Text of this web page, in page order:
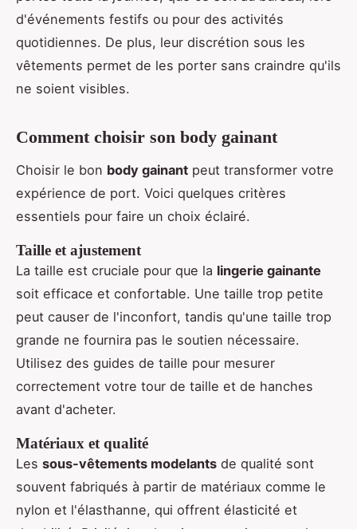
d'événements festifs ou pour des activités
quotidiennes. De plus, leur discrétion sous les
vêtements permet de les porter sans craindre qu'ils
ne soient visibles.
Comment choisir son body gainant
Choisir le bon body gainant peut transformer votre
expérience de port. Voici quelques critères
essentiels pour faire un choix éclairé.
Taille et ajustement
La taille est cruciale pour que la lingerie gainante
soit efficace et confortable. Une taille trop petite
peut causer de l'inconfort, tandis qu'une taille trop
grande ne fournira pas le soutien nécessaire.
Utilisez des guides de taille pour mesurer
correctement votre tour de taille et de hanches
avant d'acheter.
Matériaux et qualité
Les sous-vêtements modelants de qualité sont
souvent fabriqués à partir de matériaux comme le
nylon et l'élasthanne, qui offrent élasticité et